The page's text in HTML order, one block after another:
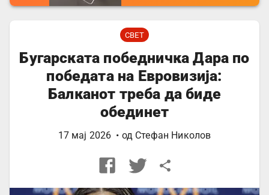
организатор за
далечински
управувач
СВЕТ
Бугарската победничка Дара по
победата на Евровизија:
Балканот треба да биде
обединет
17 мај 2026 • од Стефан Николов